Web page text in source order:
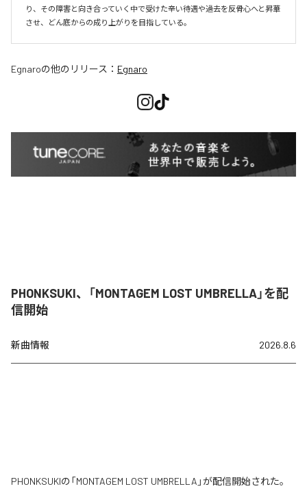
り、その障害と向き合っていく中で受けた辛い待遇や過去を反骨心へと昇華
させ、どん底からの成り上がりを目指している。
Egnaroの他のリリース： Egnaro
PHONKSUKI、「MONTAGEM LOST UMBRELLA」を配
信開始
新曲情報 2026.8.6
PHONKSUKIの「MONTAGEM LOST UMBRELLA」が配信開始された。